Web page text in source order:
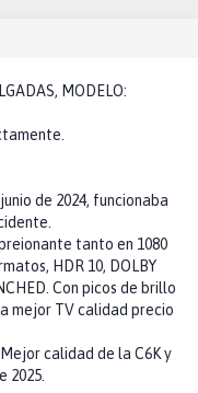
MODELO:
de 2024, funcionaba
tanto en 1080
HDR 10, DOLBY
Con picos de brillo
mejor TV calidad precio
calidad de la C6K y
2025.